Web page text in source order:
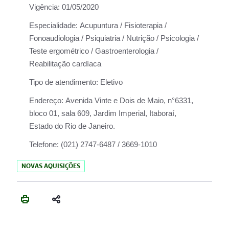
Vigência: 01/05/2020
Especialidade: Acupuntura / Fisioterapia /
Fonoaudiologia / Psiquiatria / Nutrição / Psicologia /
Teste ergométrico / Gastroenterologia /
Reabilitação cardíaca
Tipo de atendimento: Eletivo
Endereço: Avenida Vinte e Dois de Maio, n°6331,
bloco 01, sala 609, Jardim Imperial, Itaboraí,
Estado do Rio de Janeiro.
Telefone: (021) 2747-6487 / 3669-1010
NOVAS AQUISIÇÕES